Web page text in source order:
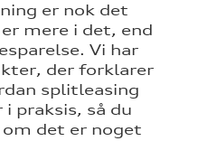
er nok det
mere i det, end
Vi har
der forklarer
splitleasing
praksis, så du
det er noget